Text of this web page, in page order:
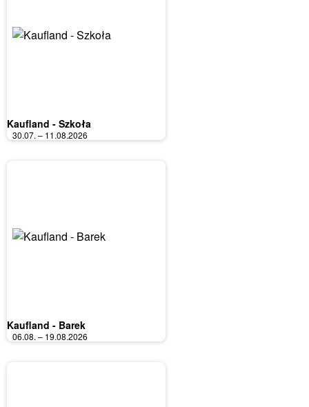
Kaufland - Szkoła
30.07. – 11.08.2026
Kaufland - Barek
06.08. – 19.08.2026